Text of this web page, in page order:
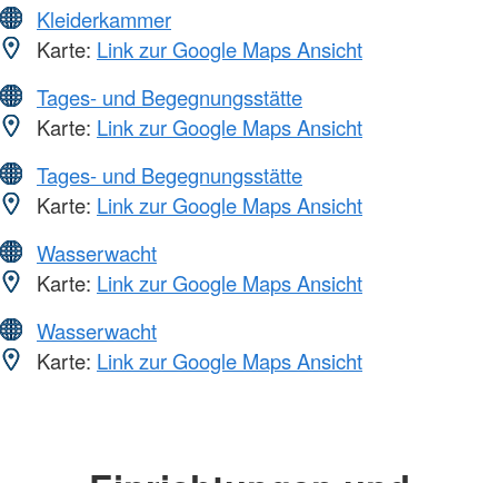
Kleiderkammer
Karte: Link zur Google Maps Ansicht
Tages- und Begegnungsstätte
Karte: Link zur Google Maps Ansicht
Tages- und Begegnungsstätte
Karte: Link zur Google Maps Ansicht
Wasserwacht
Karte: Link zur Google Maps Ansicht
Wasserwacht
Karte: Link zur Google Maps Ansicht